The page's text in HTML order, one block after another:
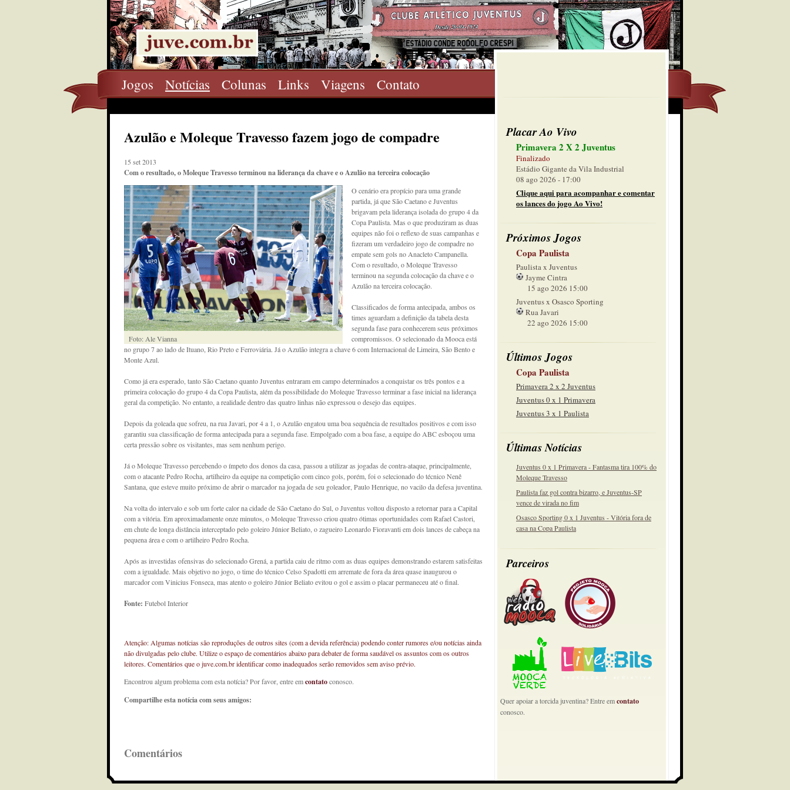
Jogos Notícias Colunas Links Viagens Contato
Placar Ao Vivo
Primavera 2 X 2 Juventus
Finalizado
Estádio Gigante da Vila Industrial
08 ago 2026 - 17:00
Clique aqui para acompanhar e comentar
os lances do jogo Ao Vivo!
Próximos Jogos
Copa Paulista
Paulista x Juventus
Jayme Cintra
15 ago 2026 15:00
Juventus x Osasco Sporting
Rua Javari
22 ago 2026 15:00
Últimos Jogos
Copa Paulista
Primavera 2 x 2 Juventus
Juventus 0 x 1 Primavera
Juventus 3 x 1 Paulista
Últimas Notícias
Juventus 0 x 1 Primavera - Fantasma tira 100% do
Moleque Travesso
Paulista faz gol contra bizarro, e Juventus-SP
vence de virada no fim
Osasco Sporting 0 x 1 Juventus - Vitória fora de
casa na Copa Paulista
Parceiros
Quer apoiar a torcida juventina? Entre emcontato
conosco.
Azulão e Moleque Travesso fazem jogo de compadre
15 set 2013
Com o resultado, o Moleque Travesso terminou na liderança da chave e o Azulão na terceira colocação
Foto: Ale Vianna
O cenário era propício para uma grande
partida, já que São Caetano e Juventus
brigavam pela liderança isolada do grupo 4 da
Copa Paulista. Mas o que produziram as duas
equipes não foi o reflexo de suas campanhas e
fizeram um verdadeiro jogo de compadre no
empate sem gols no Anacleto Campanella.
Com o resultado, o Moleque Travesso
terminou na segunda colocação da chave e o
Azulão na terceira colocação.
Classificados de forma antecipada, ambos os
times aguardam a definição da tabela desta
segunda fase para conhecerem seus próximos
compromissos. O selecionado da Mooca está
no grupo 7 ao lado de Ituano, Rio Preto e Ferroviária. Já o Azulão integra a chave 6 com Internacional de Limeira, São Bento e
Monte Azul.
Como já era esperado, tanto São Caetano quanto Juventus entraram em campo determinados a conquistar os três pontos e a
primeira colocação do grupo 4 da Copa Paulista, além da possibilidade do Moleque Travesso terminar a fase inicial na liderança
geral da competição. No entanto, a realidade dentro das quatro linhas não expressou o desejo das equipes.
Depois da goleada que sofreu, na rua Javari, por 4 a 1, o Azulão engatou uma boa sequência de resultados positivos e com isso
garantiu sua classificação de forma antecipada para a segunda fase. Empolgado com a boa fase, a equipe do ABC esboçou uma
certa pressão sobre os visitantes, mas sem nenhum perigo.
Já o Moleque Travesso percebendo o ímpeto dos donos da casa, passou a utilizar as jogadas de contra-ataque, principalmente,
com o atacante Pedro Rocha, artilheiro da equipe na competição com cinco gols, porém, foi o selecionado do técnico Nenê
Santana, que esteve muito próximo de abrir o marcador na jogada de seu goleador, Paulo Henrique, no vacilo da defesa juventina.
Na volta do intervalo e sob um forte calor na cidade de São Caetano do Sul, o Juventus voltou disposto a retornar para a Capital
com a vitória. Em aproximadamente onze minutos, o Moleque Travesso criou quatro ótimas oportunidades com Rafael Castori,
em chute de longa distância interceptado pelo goleiro Júnior Beliato, o zagueiro Leonardo Fioravanti em dois lances de cabeça na
pequena área e com o artilheiro Pedro Rocha.
Após as investidas ofensivas do selecionado Grená, a partida caiu de ritmo com as duas equipes demonstrando estarem satisfeitas
com a igualdade. Mais objetivo no jogo, o time do técnico Celso Spadotti em arremate de fora da área quase inaugurou o
marcador com Vinicius Fonseca, mas atento o goleiro Júnior Beliato evitou o gol e assim o placar permaneceu até o final.
Fonte: Futebol Interior
Atenção: Algumas notícias são reproduções de outros sites (com a devida referência) podendo conter rumores e/ou notícias ainda
não divulgadas pelo clube. Utilize o espaço de comentários abaixo para debater de forma saudável os assuntos com os outros
leitores. Comentários que o juve.com.br identificar como inadequados serão removidos sem aviso prévio.
Encontrou algum problema com esta notícia? Por favor, entre emcontatoconosco.
Compartilhe esta notícia com seus amigos:
Comentários